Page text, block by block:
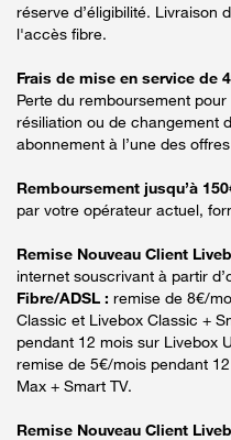
réserve d’éligibilité. Livraison
l'accès fibre.
Frais de mise en service de
Perte du remboursement
résiliation ou de changement
abonnement à l’une des
Remboursement jusqu’à
par votre opérateur actuel,
Remise Nouveau Client
internet souscrivant à partir
Fibre/ADSL : remise de 8€/
Classic et Livebox Classic +
pendant 12 mois sur Livebox
remise de 5€/mois pendant
Max + Smart TV.
Remise Nouveau Client